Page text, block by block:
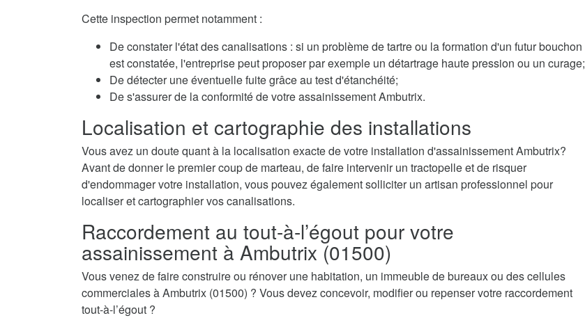
Cette inspection permet notamment :
De constater l'état des canalisations : si un problème de tartre ou la formation d'un futur bouchon
est constatée, l'entreprise peut proposer par exemple un détartrage haute pression ou un curage;
De détecter une éventuelle fuite grâce au test d'étanchéité;
De s'assurer de la conformité de votre assainissement Ambutrix.
Localisation et cartographie des installations
Vous avez un doute quant à la localisation exacte de votre installation d'assainissement Ambutrix?
Avant de donner le premier coup de marteau, de faire intervenir un tractopelle et de risquer
d'endommager votre installation, vous pouvez également solliciter un artisan professionnel pour
localiser et cartographier vos canalisations.
Raccordement au tout-à-l’égout pour votre
assainissement à Ambutrix (01500)
Vous venez de faire construire ou rénover une habitation, un immeuble de bureaux ou des cellules
commerciales à Ambutrix (01500) ? Vous devez concevoir, modifier ou repenser votre raccordement
tout-à-l’égout ?